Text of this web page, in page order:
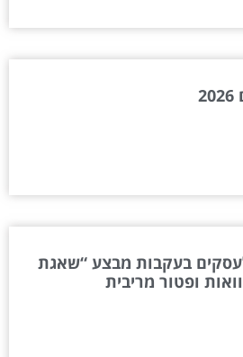
בעקבות מבצע “שאגת
ופטור מריבית